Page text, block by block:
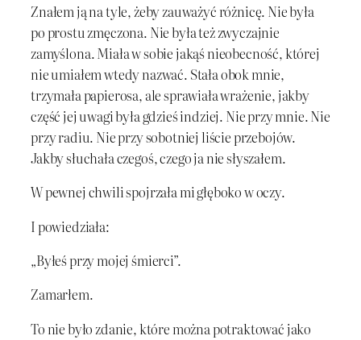
Znałem ją na tyle, żeby zauważyć różnicę. Nie była
po prostu zmęczona. Nie była też zwyczajnie
zamyślona. Miała w sobie jakąś nieobecność, której
nie umiałem wtedy nazwać. Stała obok mnie,
trzymała papierosa, ale sprawiała wrażenie, jakby
część jej uwagi była gdzieś indziej. Nie przy mnie. Nie
przy radiu. Nie przy sobotniej liście przebojów.
Jakby słuchała czegoś, czego ja nie słyszałem.
W pewnej chwili spojrzała mi głęboko w oczy.
I powiedziała:
„Byłeś przy mojej śmierci”.
Zamarłem.
To nie było zdanie, które można potraktować jako